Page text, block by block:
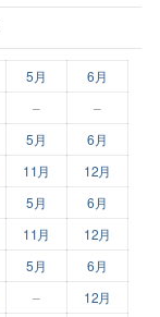
5月
6月
– –
5月
6月
11月 12月
5月
6月
11月 12月
5月
6月
– 12月